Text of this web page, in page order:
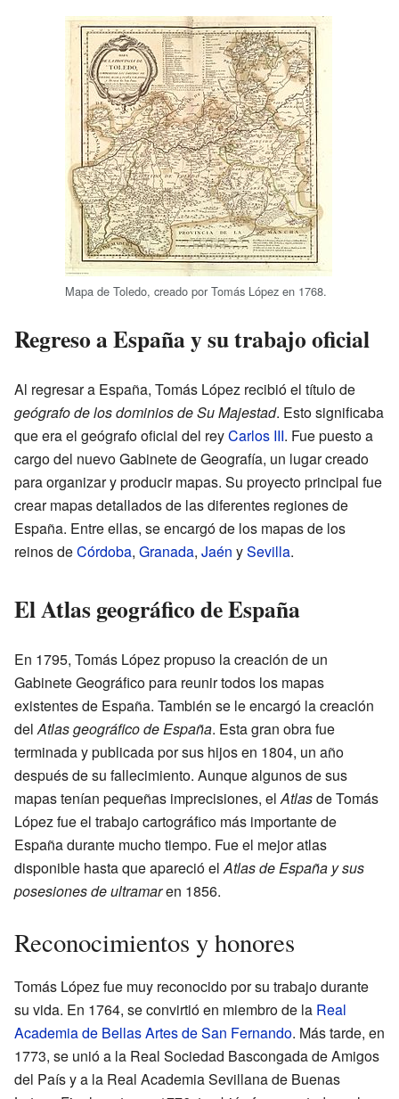
Mapa de Toledo, creado por Tomás López en 1768.
Regreso a España y su trabajo oficial
Al regresar a España, Tomás López recibió el título de
geógrafo de los dominios de Su Majestad. Esto significaba
que era el geógrafo oficial del reyCarlos III. Fue puesto a
cargo del nuevo Gabinete de Geografía, un lugar creado
para organizar y producir mapas. Su proyecto principal fue
crear mapas detallados de las diferentes regiones de
España. Entre ellas, se encargó de los mapas de los
reinos deCórdoba, Granada, Jaén ySevilla.
El Atlas geográfico de España
En 1795, Tomás López propuso la creación de un
Gabinete Geográfico para reunir todos los mapas
existentes de España. También se le encargó la creación
delAtlas geográfico de España. Esta gran obra fue
terminada y publicada por sus hijos en 1804, un año
después de su fallecimiento. Aunque algunos de sus
mapas tenían pequeñas imprecisiones, elAtlasde Tomás
López fue el trabajo cartográfico más importante de
España durante mucho tiempo. Fue el mejor atlas
disponible hasta que apareció elAtlas de España y sus
posesiones de ultramaren 1856.
Reconocimientos y honores
Tomás López fue muy reconocido por su trabajo durante
su vida. En 1764, se convirtió en miembro de la Real
Academia de Bellas Artes de San Fernando. Más tarde, en
1773, se unió a la Real Sociedad Bascongada de Amigos
del País y a la Real Academia Sevillana de Buenas